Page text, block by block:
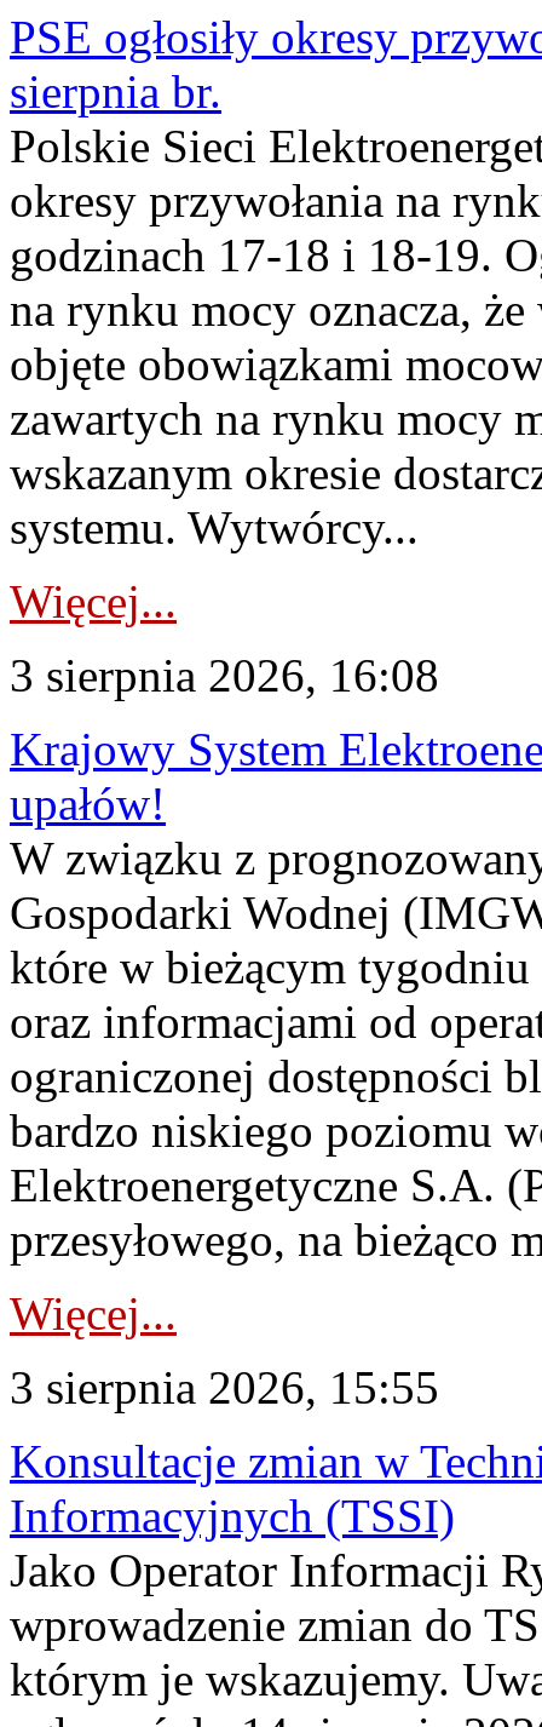
PSE ogłosiły okresy
sierpnia br.
Polskie Sieci
okresy przywołania na
godzinach 17-18 i 18-19.
na rynku mocy oznacza,
objęte obowiązkami
zawartych na rynku mocy
wskazanym okresie
systemu. Wytwórcy...
Więcej...
3 sierpnia 2026, 16:08
Krajowy System
upałów!
W związku z
Gospodarki Wodnej
które w bieżącym tygodniu
oraz informacjami od
ograniczonej dostępności
bardzo niskiego poziomu
Elektroenergetyczne S.A.
przesyłowego, na bieżąco
Więcej...
3 sierpnia 2026, 15:55
Konsultacje zmian w
Informacyjnych (TSSI)
Jako Operator Informacji
wprowadzenie zmian do
którym je wskazujemy.